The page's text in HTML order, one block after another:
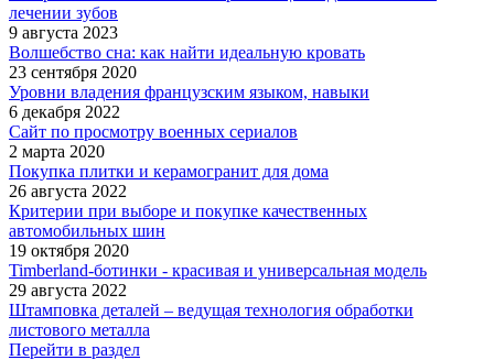
лечении зубов
9 августа 2023
Волшебство сна: как найти идеальную кровать
23 сентября 2020
Уровни владения французским языком, навыки
6 декабря 2022
Сайт по просмотру военных сериалов
2 марта 2020
Покупка плитки и керамогранит для дома
26 августа 2022
Критерии при выборе и покупке качественных
автомобильных шин
19 октября 2020
Timberland-ботинки - красивая и универсальная модель
29 августа 2022
Штамповка деталей – ведущая технология обработки
листового металла
Перейти в раздел